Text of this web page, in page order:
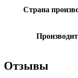
Страна
Отзывы